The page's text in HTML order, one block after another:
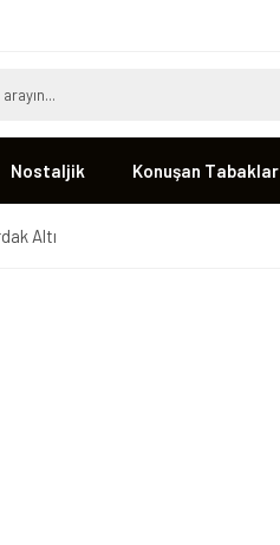
Nostaljik Konuşan Tabaklar
Altı